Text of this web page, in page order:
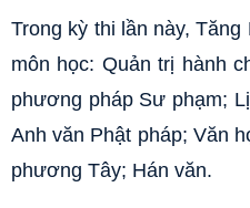
Trong kỳ thi lần này,
môn học: Quản trị hành
phương pháp Sư phạm;
Anh văn Phật pháp; Văn
phương Tây; Hán văn.